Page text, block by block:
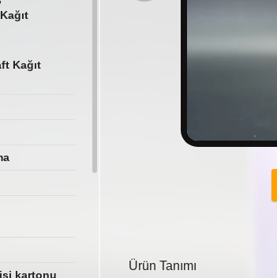
Kağıt
kartonu
Ürün Tanımı